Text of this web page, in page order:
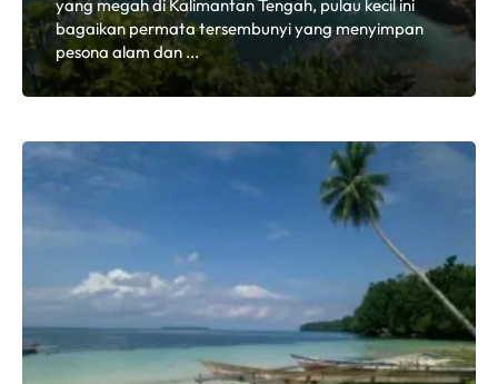
yang megah di Kalimantan Tengah, pulau kecil ini
bagaikan permata tersembunyi yang menyimpan
pesona alam dan ...